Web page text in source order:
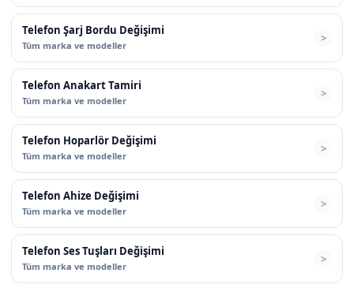
Telefon Şarj Bordu Değişimi
Tüm marka ve modeller
Telefon Anakart Tamiri
Tüm marka ve modeller
Telefon Hoparlör Değişimi
Tüm marka ve modeller
Telefon Ahize Değişimi
Tüm marka ve modeller
Telefon Ses Tuşları Değişimi
Tüm marka ve modeller